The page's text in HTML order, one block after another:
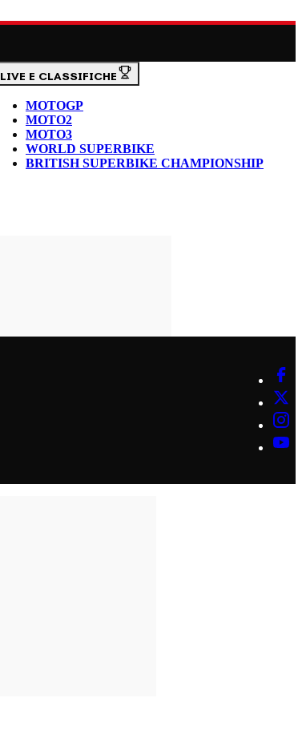
LIVE E CLASSIFICHE
MOTOGP
MOTO2
MOTO3
WORLD SUPERBIKE
BRITISH SUPERBIKE CHAMPIONSHIP